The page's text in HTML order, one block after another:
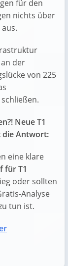
für den
nichts über
der
von 225
Neue T1
die Antwort:
eine klare
für T1
oder sollten
Analyse
tun ist.